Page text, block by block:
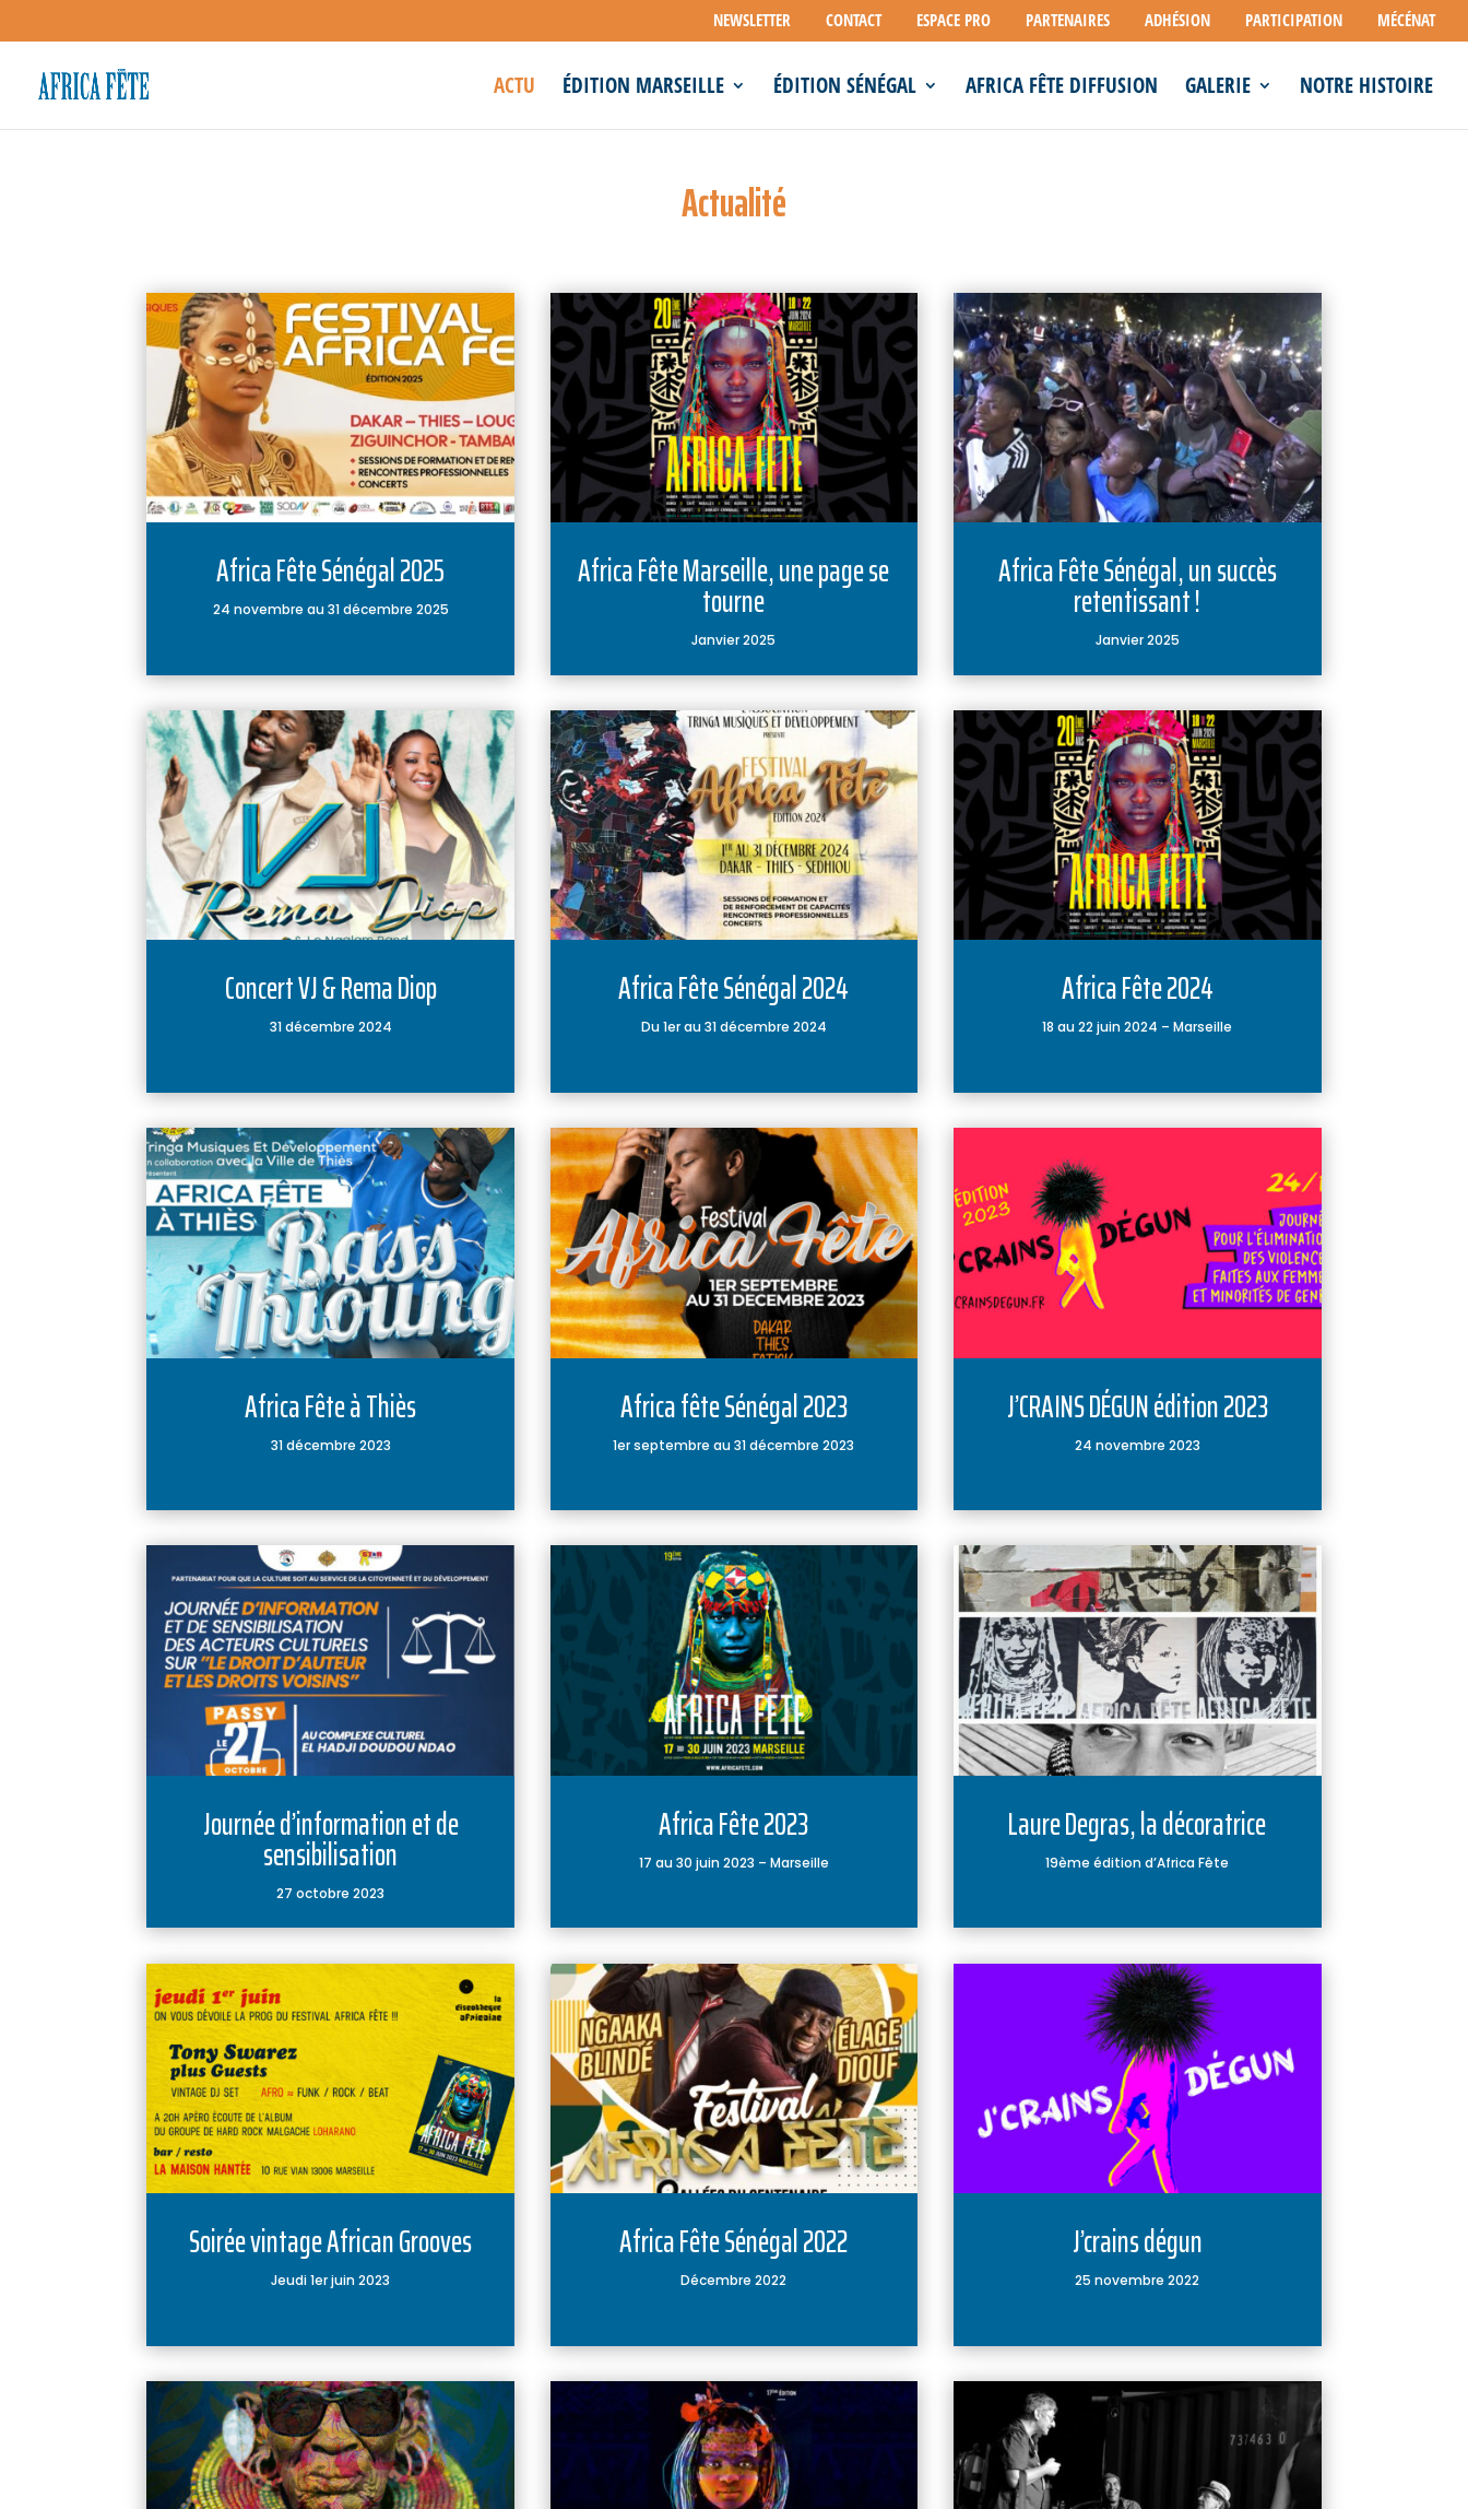
NEWSLETTER CONTACT ESPACE PRO PARTENAIRES ADHÉSION PARTICIPATION MÉCÉNAT
ACTU ÉDITION MARSEILLE ÉDITION SÉNÉGAL AFRICA FÊTE DIFFUSION GALERIE NOTRE HISTOIRE
Actualité
Africa Fête Sénégal 2025
24 novembre au 31 décembre 2025
Concert VJ & Rema Diop
31 décembre 2024
Africa Fête à Thiès
31 décembre 2023
Journée d’information et de
sensibilisation
27 octobre 2023
Soirée vintage African Grooves
Jeudi 1er juin 2023
Africa Fête Marseille, une page se
tourne
Janvier 2025
Africa Fête Sénégal 2024
Du 1er au 31 décembre 2024
Africa fête Sénégal 2023
1er septembre au 31 décembre 2023
Africa Fête 2023
17 au 30 juin 2023 – Marseille
Africa Fête Sénégal 2022
Décembre 2022
Africa Fête Sénégal, un succès
retentissant !
Janvier 2025
Africa Fête 2024
18 au 22 juin 2024 – Marseille
J’CRAINS DÉGUN édition 2023
24 novembre 2023
Laure Degras, la décoratrice
19ème édition d’Africa Fête
J’crains dégun
25 novembre 2022